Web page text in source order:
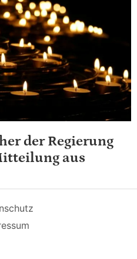
der Regierung
aus